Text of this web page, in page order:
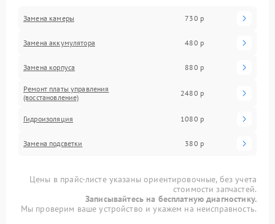
Замена камеры 730 р
Замена аккумулятора 480 р
Замена корпуса 880 р
Ремонт платы управления
(восстановление)
2480 р
Гидроизоляция 1080 р
Замена подсветки 380 р
Цены в прайс-листе указаны ориентировочные, без учета
стоимости запчастей.
Записывайтесь на бесплатную диагностику.
Мы проверим ваше устройство и укажем на неисправность.